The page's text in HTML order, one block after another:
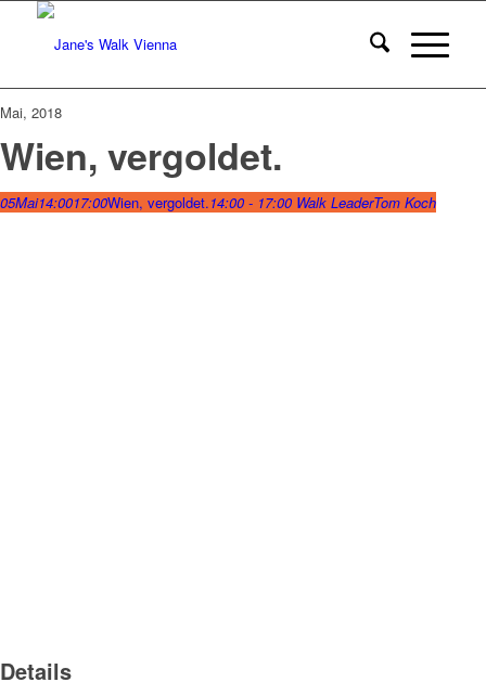
Mai, 2018
Wien, vergoldet.
05Mai14:0017:00Wien, vergoldet.14:00 - 17:00 Walk LeaderTom Koch
Details